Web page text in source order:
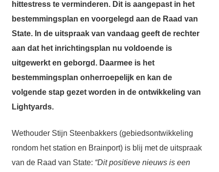
hittestress te verminderen. Dit is aangepast in het
bestemmingsplan en voorgelegd aan de Raad van
State. In de uitspraak van vandaag geeft de rechter
aan dat het inrichtingsplan nu voldoende is
uitgewerkt en geborgd. Daarmee is het
bestemmingsplan onherroepelijk en kan de
volgende stap gezet worden in de ontwikkeling van
Lightyards.
Wethouder Stijn Steenbakkers (gebiedsontwikkeling
rondom het station en Brainport) is blij met de uitspraak
van de Raad van State: “Dit positieve nieuws is een